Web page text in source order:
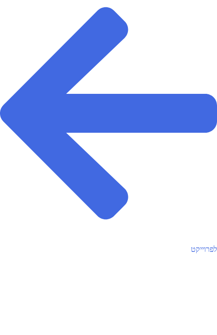
לפרוייקט